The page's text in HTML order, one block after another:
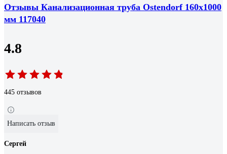
Отзывы Канализационная труба Ostendorf 160х1000
мм 117040
4.8
445 отзывов
Написать отзыв
Сергей